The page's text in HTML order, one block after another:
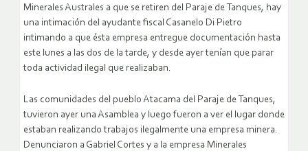
Minerales Australes a que se retiren del Paraje de Tanques, hay
una intimación del ayudante fiscal Casanelo Di Pietro
intimando a que ésta empresa entregue documentación hasta
este lunes a las dos de la tarde, y desde ayer tenían que parar
toda actividad ilegal que realizaban.
Las comunidades del pueblo Atacama del Paraje de Tanques,
tuvieron ayer una Asamblea y luego fueron a ver el lugar donde
estaban realizando trabajos ilegalmente una empresa minera.
Denunciaron a Gabriel Cortes y a la empresa Minerales